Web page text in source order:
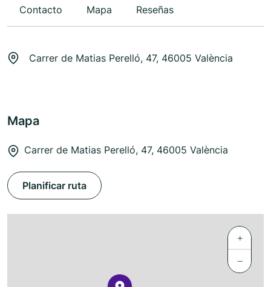
Contacto Mapa Reseñas
Carrer de Matias Perelló, 47, 46005 València
Mapa
Carrer de Matias Perelló, 47, 46005 València
Planificar ruta
+
−